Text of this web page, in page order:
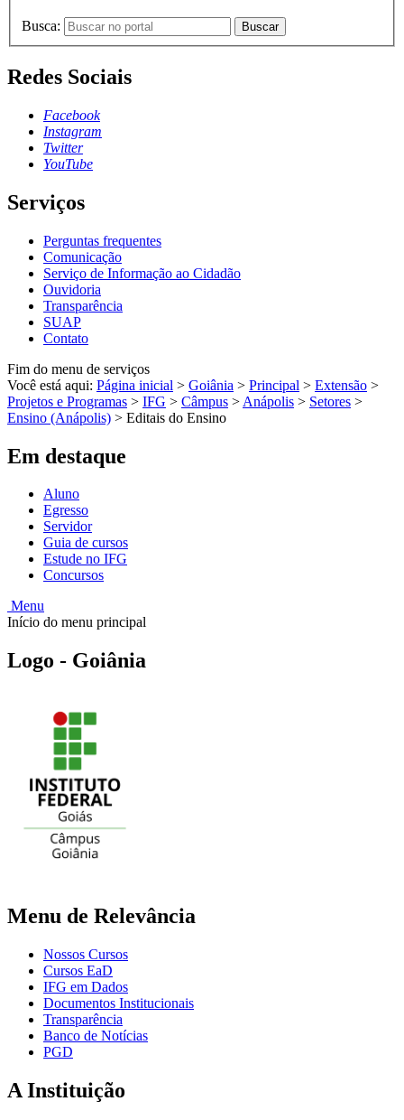
Busca: Buscar
Redes Sociais
Facebook
Instagram
Twitter
YouTube
Serviços
Perguntas frequentes
Comunicação
Serviço de Informação ao Cidadão
Ouvidoria
Transparência
SUAP
Contato
Fim do menu de serviços
Você está aqui: Página inicial > Goiânia > Principal > Extensão >
Projetos e Programas > IFG > Câmpus > Anápolis > Setores >
Ensino (Anápolis) > Editais do Ensino
Em destaque
Aluno
Egresso
Servidor
Guia de cursos
Estude no IFG
Concursos
Menu
Início do menu principal
Logo - Goiânia
Menu de Relevância
Nossos Cursos
Cursos EaD
IFG em Dados
Documentos Institucionais
Transparência
Banco de Notícias
PGD
A Instituição